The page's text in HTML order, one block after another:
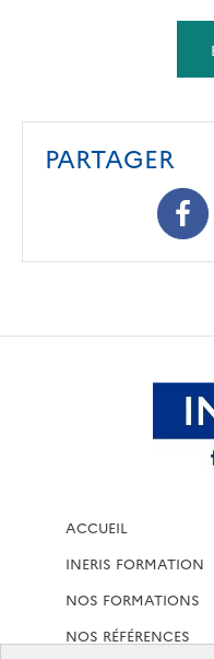
PARTAGER
ACCUEIL
INERIS FORMATION
NOS FORMATIONS
NOS RÉFÉRENCES